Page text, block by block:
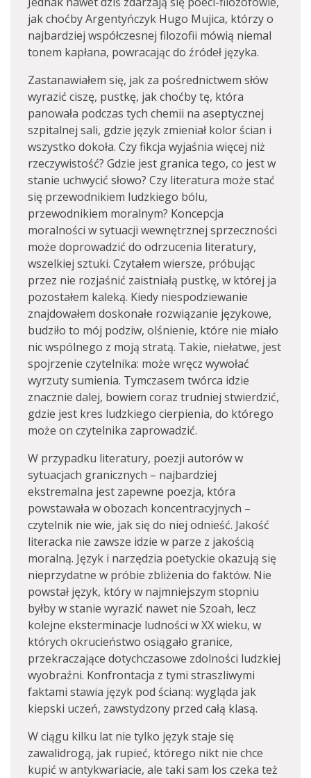
jak choćby Argentyńczyk Hugo Mujica, którzy o
najbardziej współczesnej filozofii mówią niemal
tonem kapłana, powracając do źródeł języka.
Zastanawiałem się, jak za pośrednictwem słów
wyrazić ciszę, pustkę, jak choćby tę, która
panowała podczas tych chemii na aseptycznej
szpitalnej sali, gdzie język zmieniał kolor ścian i
wszystko dokoła. Czy fikcja wyjaśnia więcej niż
rzeczywistość? Gdzie jest granica tego, co jest w
stanie uchwycić słowo? Czy literatura może stać
się przewodnikiem ludzkiego bólu,
przewodnikiem moralnym? Koncepcja
moralności w sytuacji wewnętrznej sprzeczności
może doprowadzić do odrzucenia literatury,
wszelkiej sztuki. Czytałem wiersze, próbując
przez nie rozjaśnić zaistniałą pustkę, w której ja
pozostałem kaleką. Kiedy niespodziewanie
znajdowałem doskonałe rozwiązanie językowe,
budziło to mój podziw, olśnienie, które nie miało
nic wspólnego z moją stratą. Takie, niełatwe, jest
spojrzenie czytelnika: może wręcz wywołać
wyrzuty sumienia. Tymczasem twórca idzie
znacznie dalej, bowiem coraz trudniej stwierdzić,
gdzie jest kres ludzkiego cierpienia, do którego
może on czytelnika zaprowadzić.
W przypadku literatury, poezji autorów w
sytuacjach granicznych – najbardziej
ekstremalna jest zapewne poezja, która
powstawała w obozach koncentracyjnych –
czytelnik nie wie, jak się do niej odnieść. Jakość
literacka nie zawsze idzie w parze z jakością
moralną. Język i narzędzia poetyckie okazują się
nieprzydatne w próbie zbliżenia do faktów. Nie
powstał język, który w najmniejszym stopniu
byłby w stanie wyrazić nawet nie Szoah, lecz
kolejne eksterminacje ludności w XX wieku, w
których okrucieństwo osiągało granice,
przekraczające dotychczasowe zdolności ludzkiej
wyobraźni. Konfrontacja z tymi straszliwymi
faktami stawia język pod ścianą: wygląda jak
kiepski uczeń, zawstydzony przed całą klasą.
W ciągu kilku lat nie tylko język staje się
zawalidrogą, jak rupieć, którego nikt nie chce
kupić w antykwariacie, ale taki sam los czeka też